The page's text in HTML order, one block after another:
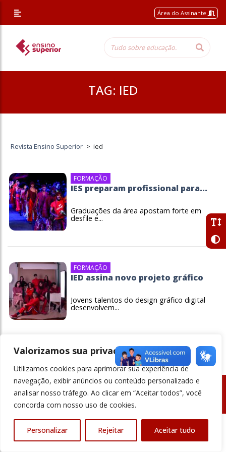
Valorizamos sua privacidade
Utilizamos cookies para aprimorar sua experiência de
navegação, exibir anúncios ou conteúdo personalizado e
analisar nosso tráfego. Ao clicar em “Aceitar todos”, você
concorda com nosso uso de cookies.
Personalizar Rejeitar Aceitar tudo
Área do Assinante
TAG: IED
Revista Ensino Superior > ied
FORMAÇÃO
IES preparam profissional para...
Graduações da área apostam forte em
desfile e...
FORMAÇÃO
IED assina novo projeto gráfico
Jovens talentos do design gráfico digital
desenvolvem...
© Revista Ensino Superior - Todos os direitos reservados